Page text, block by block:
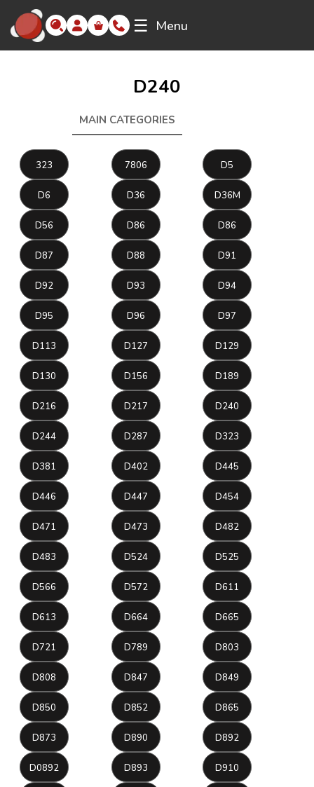
☰ Menu
D240
MAIN CATEGORIES
323 7806 D5
D6 D36 D36M
D56 D86 D86
D87 D88 D91
D92 D93 D94
D95 D96 D97
D113 D127 D129
D130 D156 D189
D216 D217 D240
D244 D287 D323
D381 D402 D445
D446 D447 D454
D471 D473 D482
D483 D524 D525
D566 D572 D611
D613 D664 D665
D721 D789 D803
D808 D847 D849
D850 D852 D865
D873 D890 D892
D0892 D893 D910